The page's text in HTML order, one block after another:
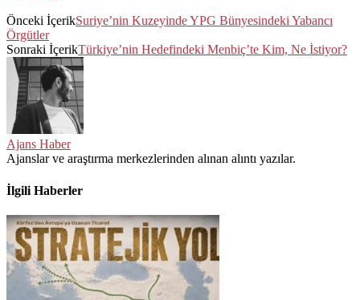
Önceki İçerikSuriye’nin Kuzeyinde YPG Bünyesindeki Yabancı
Örgütler
Sonraki İçerikTürkiye’nin Hedefindeki Menbiç’te Kim, Ne İstiyor?
Ajans Haber
Ajanslar ve araştırma merkezlerinden alınan alıntı yazılar.
İlgili Haberler